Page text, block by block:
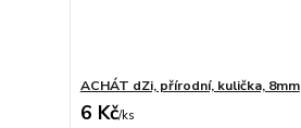
ACHÁT dZi, přírodní, kulička, 8mm
6 Kč/ks